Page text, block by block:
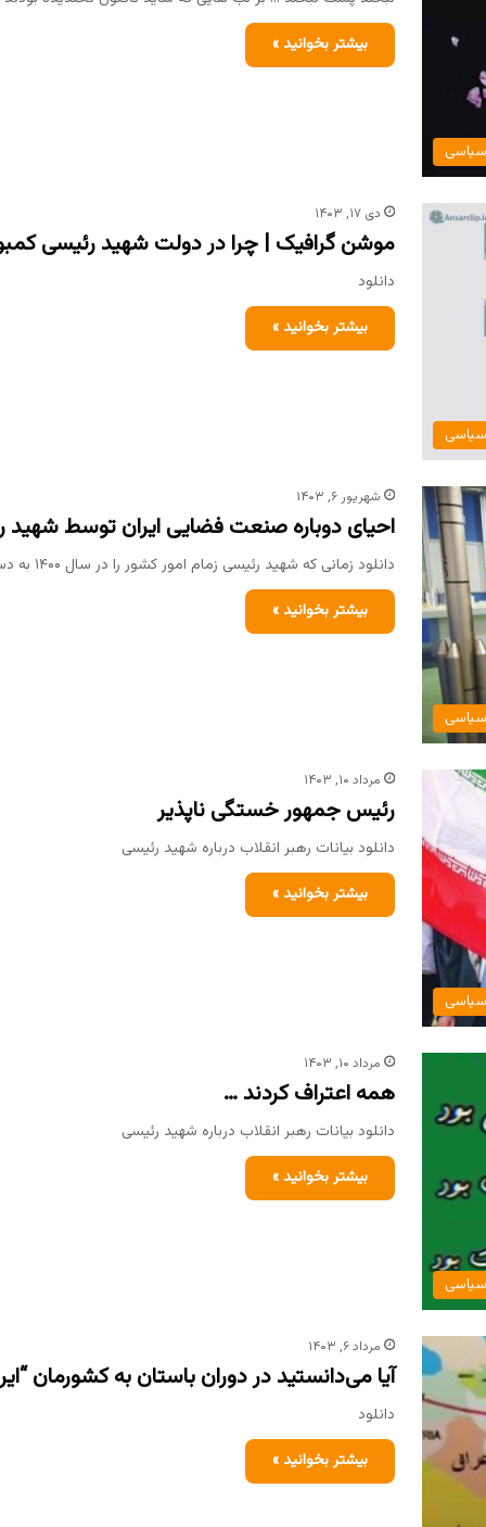
سیاسی
بیشتر بخوانید »
سیاسی
دی ۱۷, ۱۴۰۳
‏موشن گرافیک | چرا در دولت شهید رئیسی
دانلود
بیشتر بخوانید »
سیاسی
شهریور ۶, ۱۴۰۳
احیای دوباره صنعت فضایی ایران توسط شهید
دانلود زمانی که شهید رئیسی زمام امور کشور را در سال ۱۴۰۰ به دست گرفت، بیش از ۱۰ سال بود…
بیشتر بخوانید »
سیاسی
مرداد ۱۰, ۱۴۰۳
رئیس جمهور خستگی ناپذیر
دانلود بیانات رهبر انقلاب درباره شهید رئیسی
بیشتر بخوانید »
سیاسی
مرداد ۱۰, ۱۴۰۳
همه اعتراف کردند …
دانلود بیانات رهبر انقلاب درباره شهید رئیسی
بیشتر بخوانید »
مرداد ۶, ۱۴۰۳
آیا می‌دانستید در دوران باستان به کشورمان
دانلود
بیشتر بخوانید »